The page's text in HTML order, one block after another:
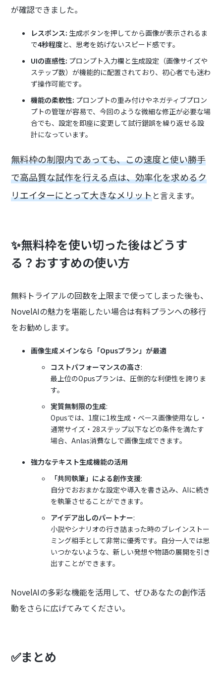
が確認できました。
レスポンス: 生成ボタンを押してから画像が表示されるま
で4秒程度と、思考を妨げないスピード感です。
UIの直感性: プロンプト入力欄と生成設定（画像サイズや
ステップ数）が機能的に配置されており、初心者でも迷わ
ず操作可能です。
機能の柔軟性: プロンプトの重み付けやネガティブプロン
プトの管理が容易で、今回のような微細な修正が必要な場
合でも、設定を即座に変更して試行錯誤を繰り返せる設
計になっています。
無料枠の制限内であっても、この速度と使い勝手
で高品質な試作を行える点は、効率化を求めるク
リエイターにとって大きなメリットと言えます。
✨無料枠を使い切った後はどうす
る？おすすめの使い方
無料トライアルの回数を上限まで使ってしまった後も、
NovelAIの魅力を堪能したい場合は有料プランへの移行
をお勧めします。
画像生成メインなら「Opusプラン」が最適
コストパフォーマンスの高さ:
最上位のOpusプランは、圧倒的な利便性を誇りま
す。
実質無制限の生成:
Opusでは、1度に1枚生成・ベース画像使用なし・
通常サイズ・28ステップ以下などの条件を満たす
場合、Anlas消費なしで画像生成できます。
強力なテキスト生成機能の活用
「共同執筆」による創作支援:
自分でおおまかな設定や導入を書き込み、AIに続き
を執筆させることができます。
アイデア出しのパートナー:
小説やシナリオの行き詰まった時のブレインストー
ミング相手として非常に優秀です。自分一人では思
いつかないような、新しい発想や物語の展開を引き
出すことができます。
NovelAIの多彩な機能を活用して、ぜひあなたの創作活
動をさらに広げてみてください。
✅まとめ